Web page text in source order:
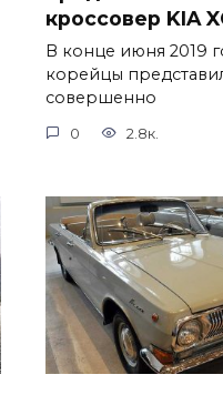
кроссовер KIA
В конце июня 2019
корейцы
совершенно
0 2.8к.